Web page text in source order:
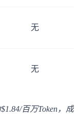
无
无
百万Token，成